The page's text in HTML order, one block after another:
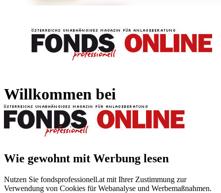
Willkommen bei
Wie gewohnt mit Werbung lesen
Nutzen Sie fondsprofessionell.at mit Ihrer Zustimmung zur
Verwendung von Cookies für Webanalyse und Werbemaßnahmen.